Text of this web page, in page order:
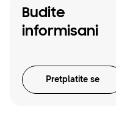
Budite
informisani
Pretplatite se